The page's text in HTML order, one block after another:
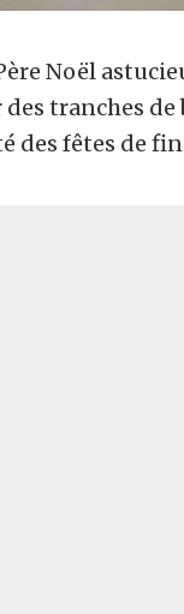
Noël
tranches de
des fêtes de fin